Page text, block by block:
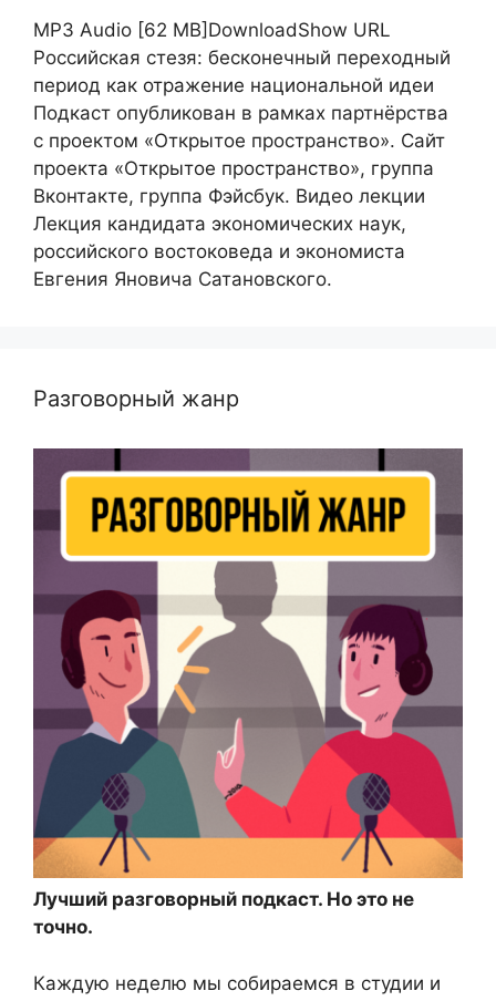
MP3 Audio [62 MB]DownloadShow URL
Российская стезя: бесконечный переходный
период как отражение национальной идеи
Подкаст опубликован в рамках партнёрства
с проектом «Открытое пространство». Сайт
проекта «Открытое пространство», группа
Вконтакте, группа Фэйсбук. Видео лекции
Лекция кандидата экономических наук,
российского востоковеда и экономиста
Евгения Яновича Сатановского.
Разговорный жанр
Лучший разговорный подкаст. Но это не
точно.
Каждую неделю мы собираемся в студии и